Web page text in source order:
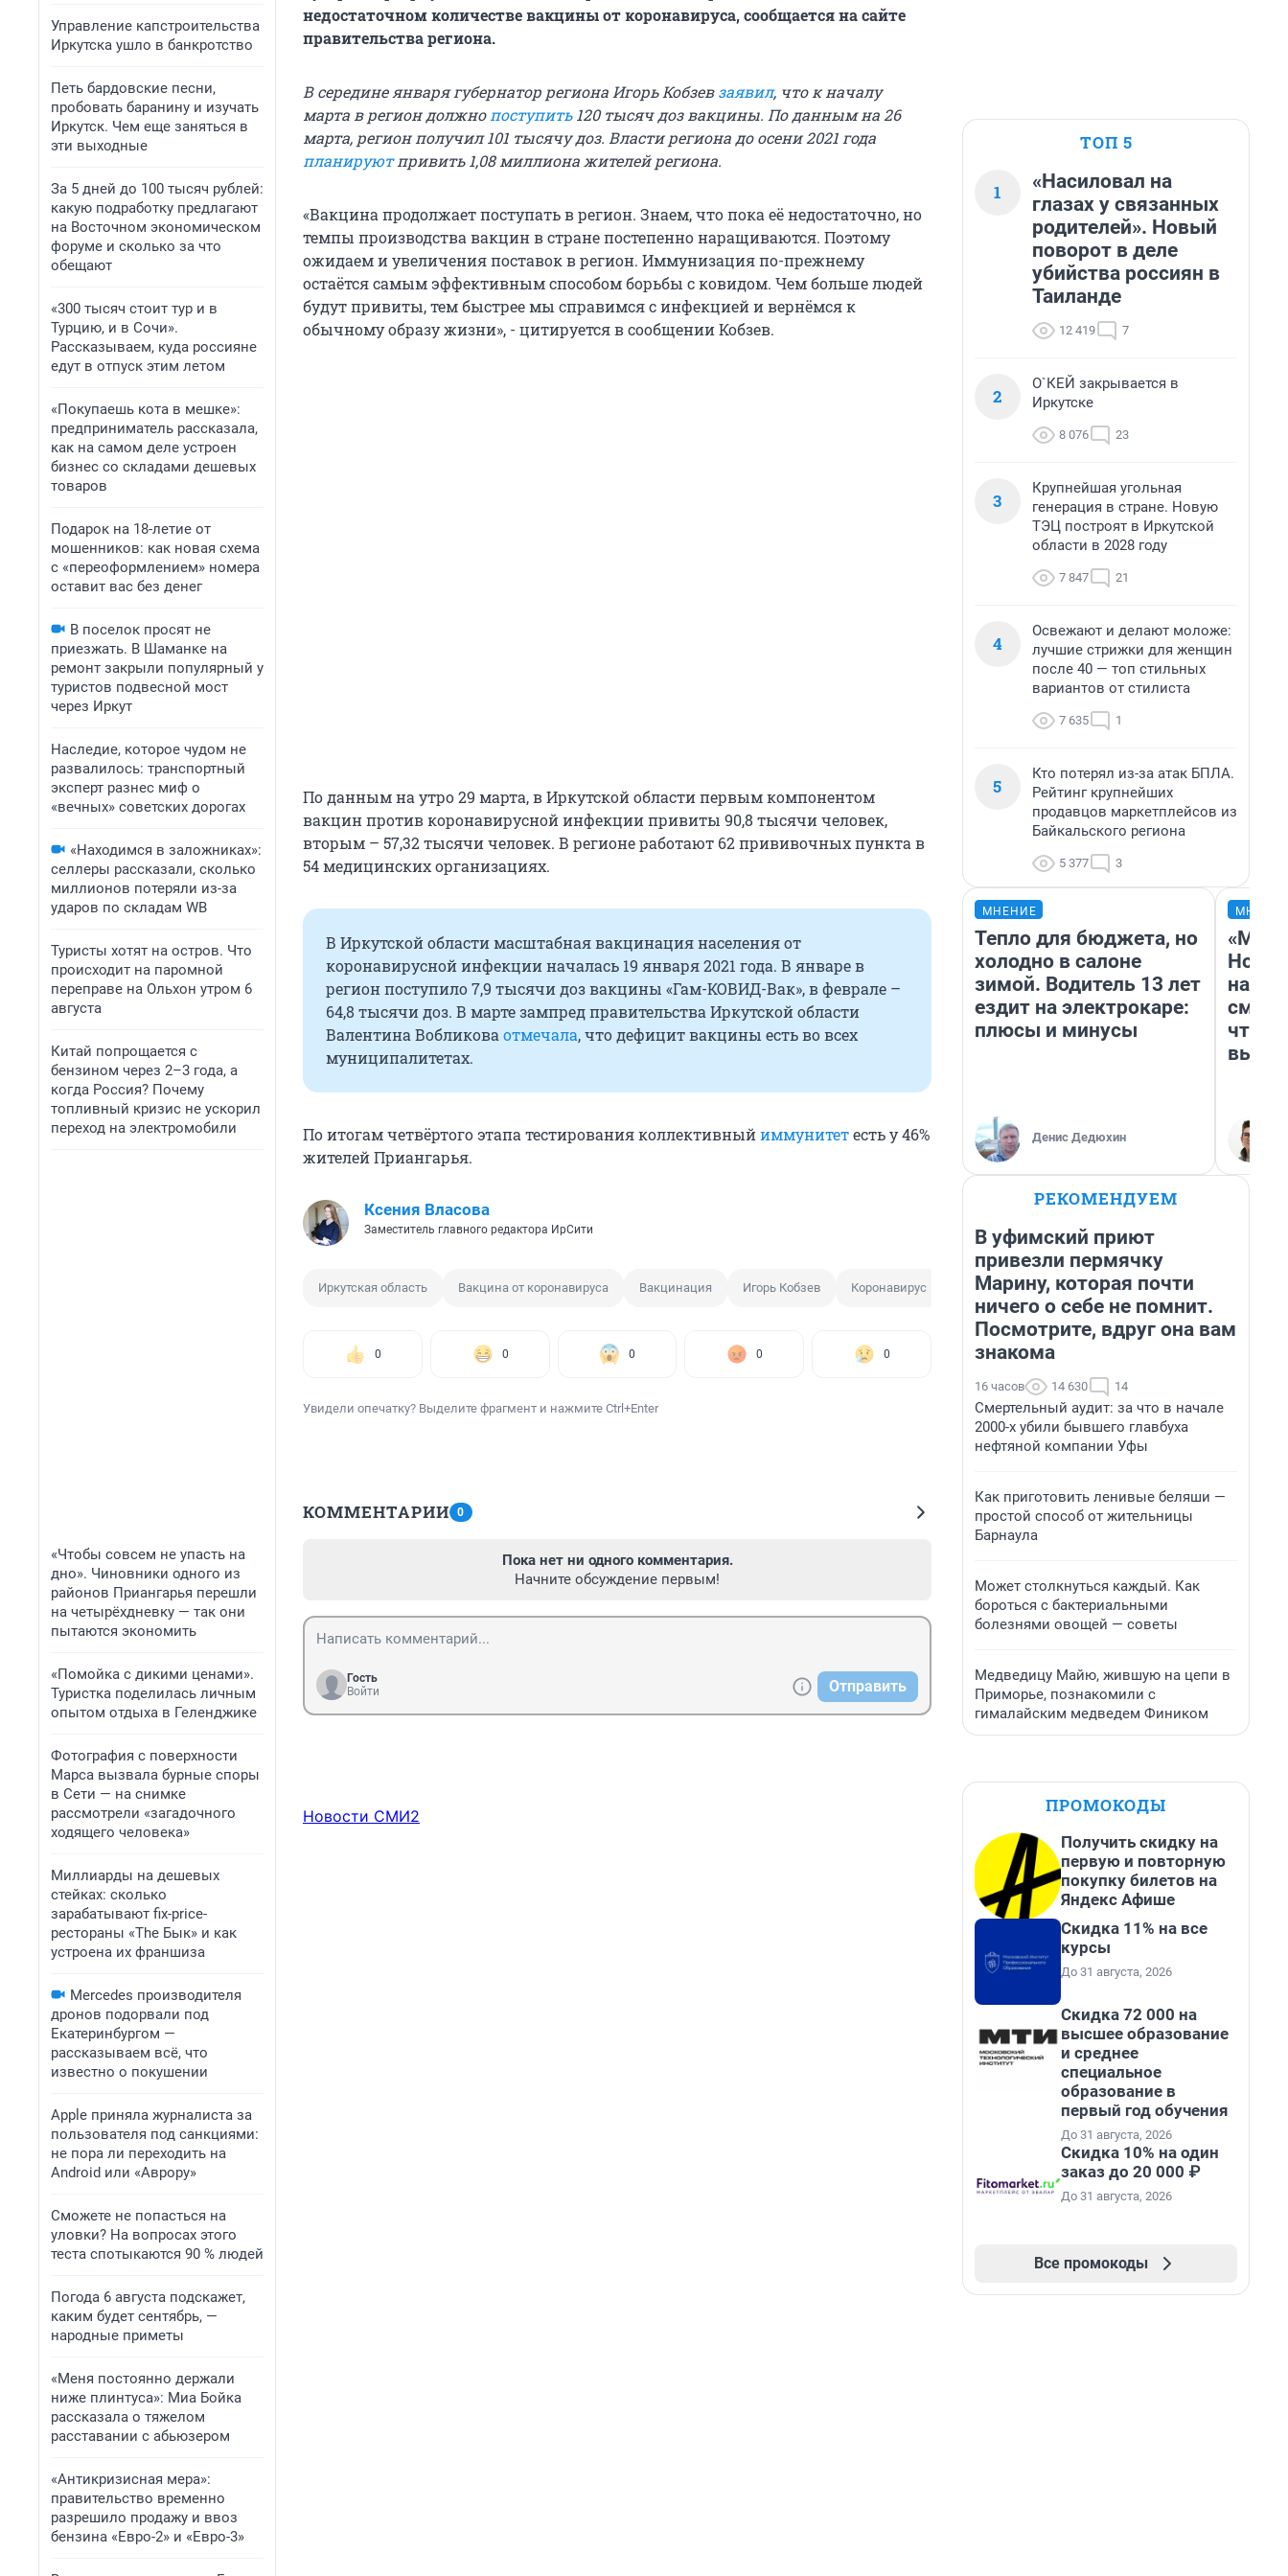
Управление капстроительства
Иркутска ушло в банкротство
Петь бардовские песни,
пробовать баранину и изучать
Иркутск. Чем еще заняться в
эти выходные
За 5 дней до 100 тысяч рублей:
какую подработку предлагают
на Восточном экономическом
форуме и сколько за что
обещают
«300 тысяч стоит тур и в
Турцию, и в Сочи».
Рассказываем, куда россияне
едут в отпуск этим летом
«Покупаешь кота в мешке»:
предприниматель рассказала,
как на самом деле устроен
бизнес со складами дешевых
товаров
Подарок на 18-летие от
мошенников: как новая схема
с «переоформлением» номера
оставит вас без денег
В поселок просят не
приезжать. В Шаманке на
ремонт закрыли популярный у
туристов подвесной мост
через Иркут
Наследие, которое чудом не
развалилось: транспортный
эксперт разнес миф о
«вечных» советских дорогах
«Находимся в заложниках»:
селлеры рассказали, сколько
миллионов потеряли из-за
ударов по складам WB
Туристы хотят на остров. Что
происходит на паромной
переправе на Ольхон утром 6
августа
Китай попрощается с
бензином через 2–3 года, а
когда Россия? Почему
топливный кризис не ускорил
переход на электромобили
«Чтобы совсем не упасть на
дно». Чиновники одного из
районов Приангарья перешли
на четырёхдневку — так они
пытаются экономить
«Помойка с дикими ценами».
Туристка поделилась личным
опытом отдыха в Геленджике
Фотография с поверхности
Марса вызвала бурные споры
в Сети — на снимке
рассмотрели «загадочного
ходящего человека»
Миллиарды на дешевых
стейках: сколько
зарабатывают fix-price-
рестораны «The Бык» и как
устроена их франшиза
Mercedes производителя
дронов подорвали под
Екатеринбургом —
рассказываем всё, что
известно о покушении
Apple приняла журналиста за
пользователя под санкциями:
не пора ли переходить на
Android или «Аврору»
Сможете не попасться на
уловки? На вопросах этого
теста спотыкаются 90 % людей
Погода 6 августа подскажет,
каким будет сентябрь, —
народные приметы
«Меня постоянно держали
ниже плинтуса»: Миа Бойка
рассказала о тяжелом
расставании с абьюзером
«Антикризисная мера»:
правительство временно
разрешило продажу и ввоз
бензина «Евро-2» и «Евро-3»
недостаточном количестве вакцины от коронавируса, сообщается на сайте
правительства региона.
В середине января губернатор региона Игорь Кобзевзаявил, что к началу
марта в регион должно поступить120 тысяч доз вакцины. По данным на 26
марта, регион получил 101 тысячу доз. Власти региона до осени 2021 года
планируютпривить 1,08 миллиона жителей региона.
«Вакцина продолжает поступать в регион. Знаем, что пока её недостаточно, но
темпы производства вакцин в стране постепенно наращиваются. Поэтому
ожидаем и увеличения поставок в регион. Иммунизация по-прежнему
остаётся самым эффективным способом борьбы с ковидом. Чем больше людей
будут привиты, тем быстрее мы справимся с инфекцией и вернёмся к
обычному образу жизни», - цитируется в сообщении Кобзев.
По данным на утро 29 марта, в Иркутской области первым компонентом
вакцин против коронавирусной инфекции привиты 90,8 тысячи человек,
вторым – 57,32 тысячи человек. В регионе работают 62 прививочных пункта в
54 медицинских организациях.
В Иркутской области масштабная вакцинация населения от
коронавирусной инфекции началась 19 января 2021 года. В январе в
регион поступило 7,9 тысячи доз вакцины «Гам-КОВИД-Вак», в феврале –
64,8 тысячи доз. В марте зампред правительства Иркутской области
Валентина Вобликова отмечала, что дефицит вакцины есть во всех
муниципалитетах.
По итогам четвёртого этапа тестирования коллективныйиммунитетесть у 46%
жителей Приангарья.
Ксения Власова
Заместитель главного редактора ИрСити
Иркутская область Вакцина от коронавируса Вакцинация Игорь Кобзев Коронавирус
0 0 0 0 0
Увидели опечатку? Выделите фрагмент и нажмите Ctrl+Enter
КОММЕНТАРИИ 0
Пока нет ни одного комментария.
Начните обсуждение первым!
Гость
Войти
Отправить
Новости СМИ2
ТОП 5
1
«Насиловал на
глазах у связанных
родителей». Новый
поворот в деле
убийства россиян в
Таиланде
12 419 7
2
О`КЕЙ закрывается в
Иркутске
8 076 23
3
Крупнейшая угольная
генерация в стране. Новую
ТЭЦ построят в Иркутской
области в 2028 году
7 847 21
4
Освежают и делают моложе:
лучшие стрижки для женщин
после 40 — топ стильных
вариантов от стилиста
7 635 1
5
Кто потерял из-за атак БПЛА.
Рейтинг крупнейших
продавцов маркетплейсов из
Байкальского региона
5 377 3
МНЕНИЕ
Тепло для бюджета, но
холодно в салоне
зимой. Водитель 13 лет
ездит на электрокаре:
плюсы и минусы
Денис Дедюхин
«Мы
РЕКОМЕНДУЕМ
В уфимский приют
привезли пермячку
Марину, которая почти
ничего о себе не помнит.
Посмотрите, вдруг она вам
знакома
16 часов 14 630 14
Смертельный аудит: за что в начале
2000-х убили бывшего главбуха
нефтяной компании Уфы
Как приготовить ленивые беляши —
простой способ от жительницы
Барнаула
Может столкнуться каждый. Как
бороться с бактериальными
болезнями овощей — советы
Медведицу Майю, жившую на цепи в
Приморье, познакомили с
гималайским медведем Фиником
ПРОМОКОДЫ
Получить скидку на
первую и повторную
покупку билетов на
Яндекс Афише
Скидка 11% на все
курсы
До 31 августа, 2026
Скидка 72 000 на
высшее образование
и среднее
специальное
образование в
первый год обучения
До 31 августа, 2026
Скидка 10% на один
заказ до 20 000 ₽
До 31 августа, 2026
Все промокоды